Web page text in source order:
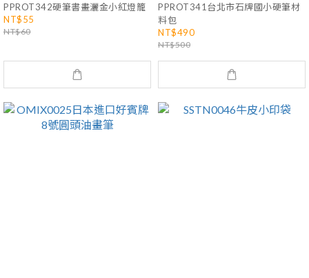
PPROT342硬筆書畫灑金小紅燈籠
NT$55
NT$60
PPROT341台北市石牌國小硬筆材
料包
NT$490
NT$500